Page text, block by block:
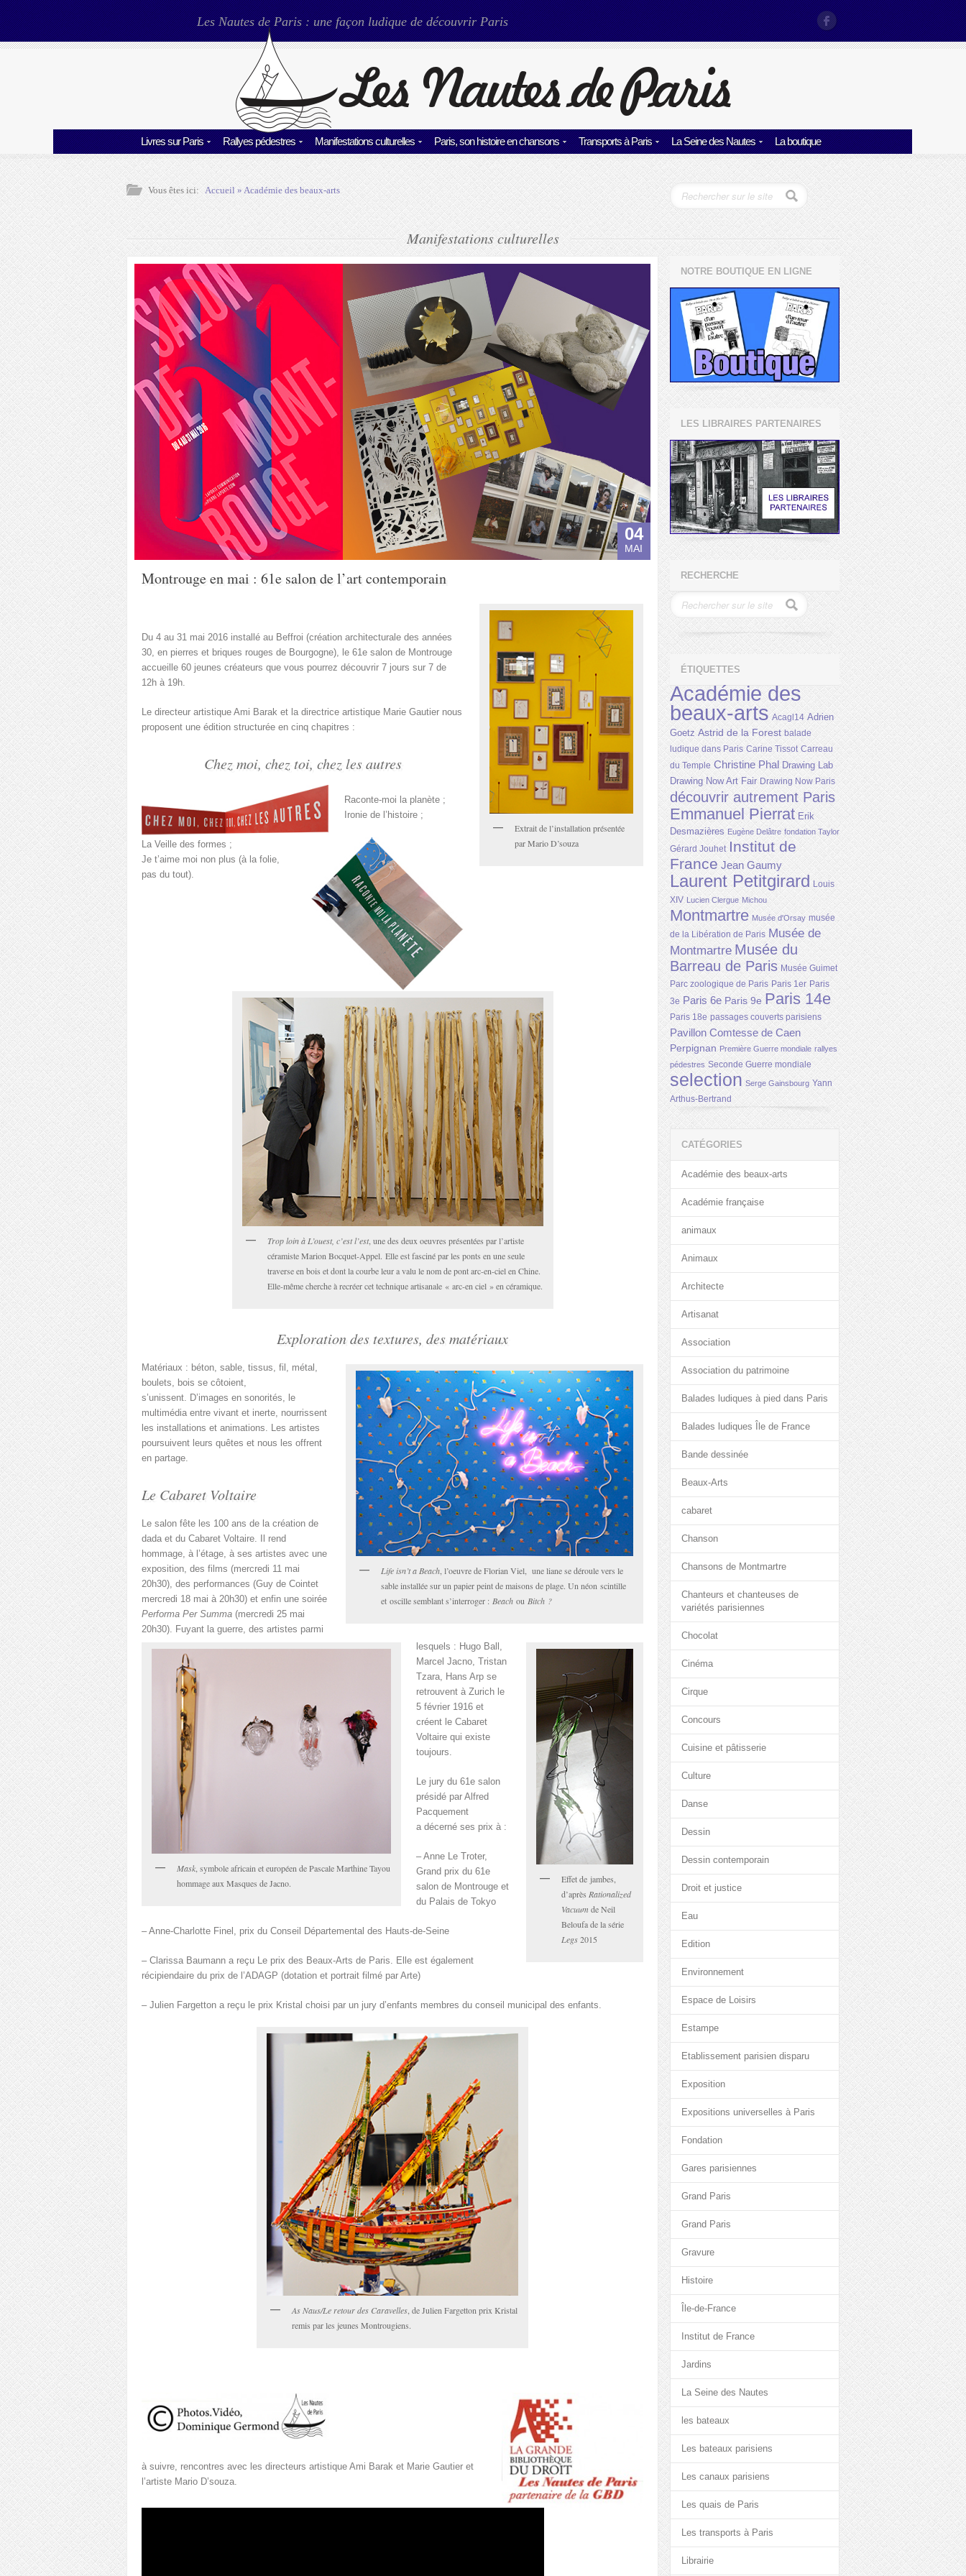
Les Nautes de Paris : une façon ludique de découvrir Paris
Livres sur Paris Rallyes pédestres Manifestations culturelles Paris, son histoire en chansons Transports à Paris La Seine des Nautes La boutique
Vous êtes ici: Accueil»Académie des beaux-arts
Manifestations culturelles
04
MAI
Montrouge en mai : 61e salon de l’art contemporain
Extrait de l’installation présentée
par Mario D’souza
Du 4 au 31 mai 2016 installé au Beffroi (création architecturale des années
30, en pierres et briques rouges de Bourgogne), le 61e salon de Montrouge
accueille 60 jeunes créateurs que vous pourrez découvrir 7 jours sur 7 de
12h à 19h.
Le directeur artistique Ami Barak et la directrice artistique Marie Gautier nous
proposent une édition structurée en cinq chapitres :
Chez moi, chez toi, chez les autres
Raconte-moi la planète ;
Ironie de l’histoire ;
La Veille des formes ;
Je t’aime moi non plus (à la folie,
pas du tout).
Trop loin à L’ouest, c’est l’est, une des deux oeuvres présentées par l’artiste
céramiste Marion Bocquet-Appel. Elle est fasciné par les ponts en une seule
traverse en bois et dont la courbe leur a valu le nom de pont arc-en-ciel en Chine.
Elle-même cherche à recréer cet technique artisanale « arc-en ciel » en céramique.
Exploration des textures, des matériaux
Life isn’t a Beach , l’oeuvre de Florian Viel, une liane se déroule vers le
sable installée sur un papier peint de maisons de plage. Un néon scintille
et oscille semblant s’interroger : Beach ou Bitch ?
Matériaux : béton, sable, tissus, fil, métal,
boulets, bois se côtoient,
s’unissent. D’images en sonorités, le
multimédia entre vivant et inerte, nourrissent
les installations et animations. Les artistes
poursuivent leurs quêtes et nous les offrent
en partage.
Mask , symbole africain et européen de Pascale Marthine Tayou
hommage aux Masques de Jacno.
Effet de jambes,
d’après Rationalized
Vacuum de Neil
Beloufa de la série
Legs2015
Le Cabaret Voltaire
Le salon fête les 100 ans de la création de
dada et du Cabaret Voltaire. Il rend
hommage, à l’étage, à ses artistes avec une
exposition, des films (mercredi 11 mai
20h30), des performances (Guy de Cointet
mercredi 18 mai à 20h30) et enfin une soirée
Performa Per Summa (mercredi 25 mai
20h30). Fuyant la guerre, des artistes parmi
lesquels : Hugo Ball,
Marcel Jacno, Tristan
Tzara, Hans Arp se
retrouvent à Zurich le
5 février 1916 et
créent le Cabaret
Voltaire qui existe
toujours.
Le jury du 61e salon
présidé par Alfred
Pacquement
a décerné ses prix à :
– Anne Le Troter,
Grand prix du 61e
salon de Montrouge et
du Palais de Tokyo
– Anne-Charlotte Finel, prix du Conseil Départemental des Hauts-de-Seine
– Clarissa Baumann a reçu Le prix des Beaux-Arts de Paris. Elle est également
récipiendaire du prix de l’ADAGP (dotation et portrait filmé par Arte)
– Julien Fargetton a reçu le prix Kristal choisi par un jury d’enfants membres du conseil municipal des enfants.
As Naus/Le retour des Caravelles , de Julien Fargetton prix Kristal
remis par les jeunes Montrougiens.
à suivre, rencontres avec les directeurs artistique Ami Barak et Marie Gautier et
l’artiste Mario D’souza.
NOTRE BOUTIQUE EN LIGNE
LES LIBRAIRES PARTENAIRES
RECHERCHE
ÉTIQUETTES
Académie des
beaux-arts Acagl14 Adrien
Goetz Astrid de la Forest balade
ludique dans Paris Carine Tissot Carreau
du Temple Christine Phal Drawing Lab
Drawing Now Art Fair Drawing Now Paris
découvrir autrement Paris
Emmanuel Pierrat Erik
Desmazières Eugène Delâtre fondation Taylor
Gérard Jouhet Institut de
France Jean Gaumy
Laurent Petitgirard Louis
XIV Lucien Clergue Michou
Montmartre Musée d'Orsay musée
de la Libération de Paris Musée de
Montmartre Musée du
Barreau de Paris Musée Guimet
Parc zoologique de Paris Paris 1er Paris
3e Paris 6e Paris 9e Paris 14e
Paris 18e passages couverts parisiens
Pavillon Comtesse de Caen
Perpignan Première Guerre mondiale rallyes
pédestres Seconde Guerre mondiale
selection Serge Gainsbourg Yann
Arthus-Bertrand
CATÉGORIES
Académie des beaux-arts
Académie française
animaux
Animaux
Architecte
Artisanat
Association
Association du patrimoine
Balades ludiques à pied dans Paris
Balades ludiques Île de France
Bande dessinée
Beaux-Arts
cabaret
Chanson
Chansons de Montmartre
Chanteurs et chanteuses de
variétés parisiennes
Chocolat
Cinéma
Cirque
Concours
Cuisine et pâtisserie
Culture
Danse
Dessin
Dessin contemporain
Droit et justice
Eau
Edition
Environnement
Espace de Loisirs
Estampe
Etablissement parisien disparu
Exposition
Expositions universelles à Paris
Fondation
Gares parisiennes
Grand Paris
Grand Paris
Gravure
Histoire
Île-de-France
Institut de France
Jardins
La Seine des Nautes
les bateaux
Les bateaux parisiens
Les canaux parisiens
Les quais de Paris
Les transports à Paris
Librairie